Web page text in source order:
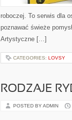
roboczej. To serwis dla
poznawać świeże
Artystyczne […]
CATEGORIES: LOVSY
RODZAJE
POSTED BY ADMIN